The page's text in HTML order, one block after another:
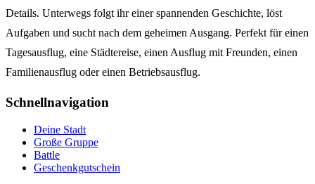
Details. Unterwegs folgt ihr einer spannenden Geschichte, löst
Aufgaben und sucht nach dem geheimen Ausgang. Perfekt für einen
Tagesausflug, eine Städtereise, einen Ausflug mit Freunden, einen
Familienausflug oder einen Betriebsausflug.
Schnellnavigation
Deine Stadt
Große Gruppe
Battle
Geschenkgutschein